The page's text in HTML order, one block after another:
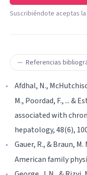
Suscribiéndote aceptas
Referencias
Afdhal, N.,
M., Poordad, F., ... &
associated with
hepatology, 48(6),
Gauer, R., & Braun,
American family